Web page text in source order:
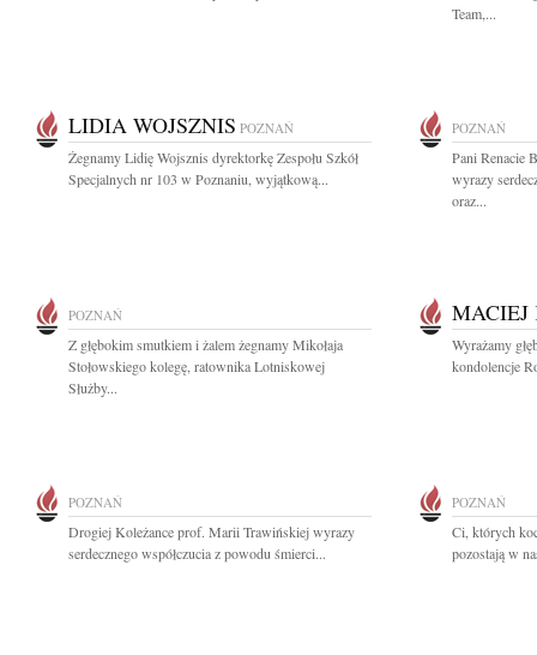
Team,...
LIDIA WOJSZNIS POZNAŃ
Żegnamy Lidię Wojsznis dyrektorkę Zespołu Szkół
Specjalnych nr 103 w Poznaniu, wyjątkową...
POZNAŃ
Pani Renacie
wyrazy
oraz...
POZNAŃ
Z głębokim smutkiem i żalem żegnamy Mikołaja
Stołowskiego kolegę, ratownika Lotniskowej
Służby...
Wyrażamy
kondolencje
POZNAŃ
Drogiej Koleżance prof. Marii Trawińskiej wyrazy
serdecznego współczucia z powodu śmierci...
POZNAŃ
Ci, których
pozostają w